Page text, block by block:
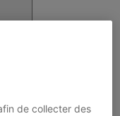
de collecter des